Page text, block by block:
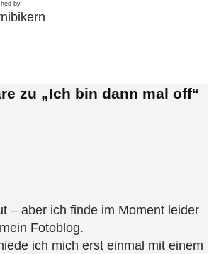
by
zu „Ich bin dann mal off“
– aber ich finde im Moment leider
Fotoblog.
ich mich erst einmal mit einem